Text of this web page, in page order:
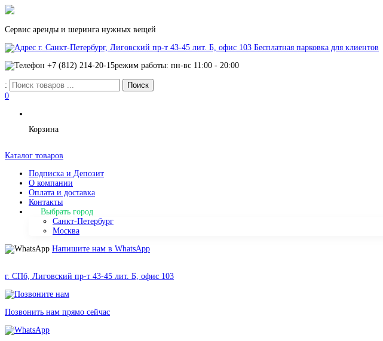
Сервис аренды и шеринга нужных вещей
г. Санкт-Петербург, Лиговский пр-т 43-45 лит. Б, офис 103 Бесплатная парковка для клиентов
+7 (812) 214-20-15режим работы: пн-вс 11:00 - 20:00
:
0
Корзина
Каталог товаров
Подписка и Депозит
О компании
Оплата и доставка
Контакты
Выбрать город
Санкт-Петербург
Москва
Напишите нам в WhatsApp
г. СПб, Лиговский пр-т 43-45 лит. Б, офис 103
Позвонить нам прямо сейчас